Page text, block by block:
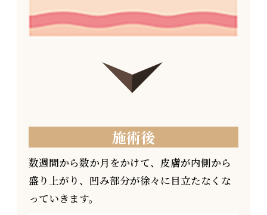
施術後
数週間から数か月をかけて、皮膚が内側から
盛り上がり、凹み部分が徐々に目立たなくな
っていきます。